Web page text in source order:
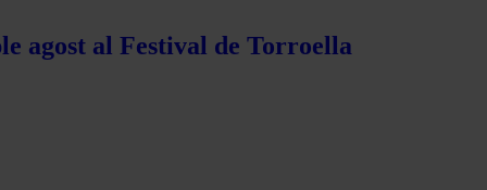
agost al Festival de Torroella